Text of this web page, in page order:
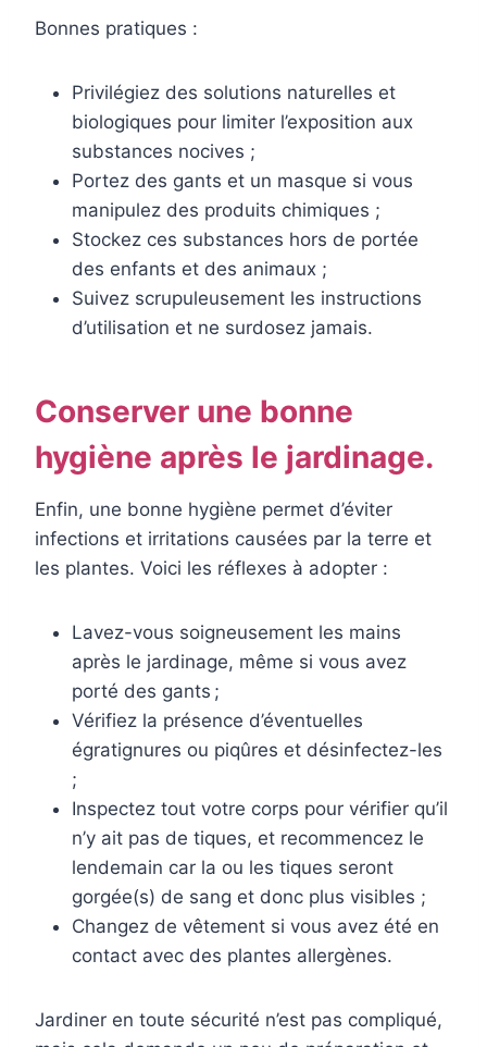
Bonnes pratiques :
Privilégiez des solutions naturelles et
biologiques pour limiter l’exposition aux
substances nocives ;
Portez des gants et un masque si vous
manipulez des produits chimiques ;
Stockez ces substances hors de portée
des enfants et des animaux ;
Suivez scrupuleusement les instructions
d’utilisation et ne surdosez jamais.
Conserver une bonne
hygiène après le jardinage.
Enfin, une bonne hygiène permet d’éviter
infections et irritations causées par la terre et
les plantes. Voici les réflexes à adopter :
Lavez-vous soigneusement les mains
après le jardinage, même si vous avez
porté des gants ;
Vérifiez la présence d’éventuelles
égratignures ou piqûres et désinfectez-les
;
Inspectez tout votre corps pour vérifier qu’il
n’y ait pas de tiques, et recommencez le
lendemain car la ou les tiques seront
gorgée(s) de sang et donc plus visibles ;
Changez de vêtement si vous avez été en
contact avec des plantes allergènes.
Jardiner en toute sécurité n’est pas compliqué,